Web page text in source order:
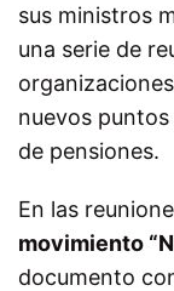
sus ministros
una serie de
nuevos
de pensiones.
En las
movimiento
documento